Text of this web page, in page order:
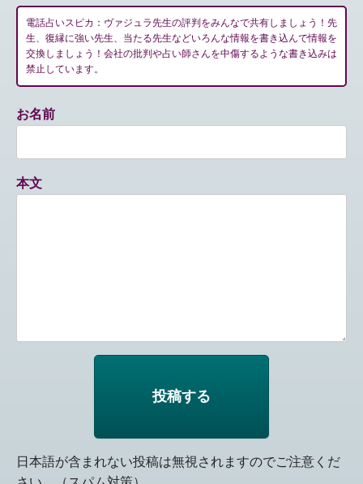
電話占いスピカ：ヴァジュラ先生の評判をみんなで共有しましょう！先
生、復縁に強い先生、当たる先生などいろんな情報を書き込んで情報を
交換しましょう！会社の批判や占い師さんを中傷するような書き込みは
禁止しています。
お名前
本文
日本語が含まれない投稿は無視されますのでご注意くだ